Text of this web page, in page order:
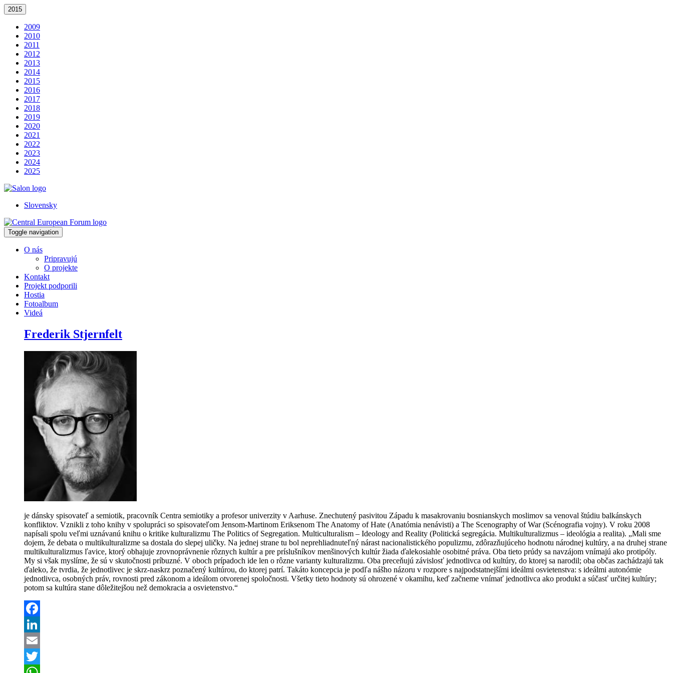
2015
2009
2010
2011
2012
2013
2014
2015
2016
2017
2018
2019
2020
2021
2022
2023
2024
2025
Slovensky
Toggle navigation
O nás
Pripravujú
O projekte
Kontakt
Projekt podporili
Hostia
Fotoalbum
Videá
Frederik Stjernfelt
je dánsky spisovateľ a semiotik, pracovník Centra semiotiky a profesor univerzity v Aarhuse. Znechutený pasivitou Západu k masakrovaniu bosnianskych moslimov sa venoval štúdiu balkánskych
konfliktov. Vznikli z toho knihy v spolupráci so spisovateľom Jensom-Martinom Eriksenom The Anatomy of Hate (Anatómia nenávisti) a The Scenography of War (Scénografia vojny). V roku 2008
napísali spolu veľmi uznávanú knihu o kritike kulturalizmu The Politics of Segregation. Multiculturalism – Ideology and Reality (Politická segregácia. Multikulturalizmus – ideológia a realita). „Mali sme
dojem, že debata o multikulturalizme sa dostala do slepej uličky. Na jednej strane tu bol neprehliadnuteľný nárast nacionalistického populizmu, zdôrazňujúceho hodnotu národnej kultúry, a na druhej strane
multikulturalizmus ľavice, ktorý obhajuje zrovnoprávnenie rôznych kultúr a pre príslušníkov menšinových kultúr žiada ďalekosiahle osobitné práva. Oba tieto prúdy sa navzájom vnímajú ako protipóly.
My si však myslíme, že sú v skutočnosti príbuzné. V oboch prípadoch ide len o rôzne varianty kulturalizmu. Oba preceňujú závislosť jednotlivca od kultúry, do ktorej sa narodil; oba občas zachádzajú tak
ďaleko, že tvrdia, že jednotlivec je skrz-naskrz poznačený kultúrou, do ktorej patrí. Takáto koncepcia je podľa nášho názoru v rozpore s najpodstatnejšími ideálmi osvietenstva: s ideálmi autonómie
jednotlivca, osobných práv, rovnosti pred zákonom a ideálom otvorenej spoločnosti. Všetky tieto hodnoty sú ohrozené v okamihu, keď začneme vnímať jednotlivca ako produkt a súčasť určitej kultúry;
potom sa kultúra stane dôležitejšou než demokracia a osvietenstvo.“
Facebook
LinkedIn
Email